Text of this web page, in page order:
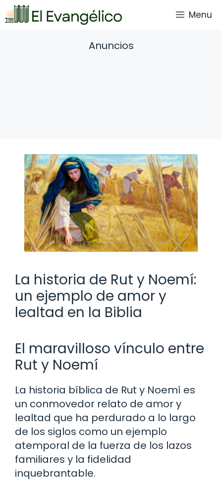
Saltar
al
Menu
Anuncios
La historia de Rut y Noemí:
un ejemplo de amor y
lealtad en la Biblia
El maravilloso vínculo entre
Rut y Noemí
La historia bíblica de Rut y Noemí es
un conmovedor relato de amor y
lealtad que ha perdurado a lo largo
de los siglos como un ejemplo
atemporal de la fuerza de los lazos
familiares y la fidelidad
inquebrantable.